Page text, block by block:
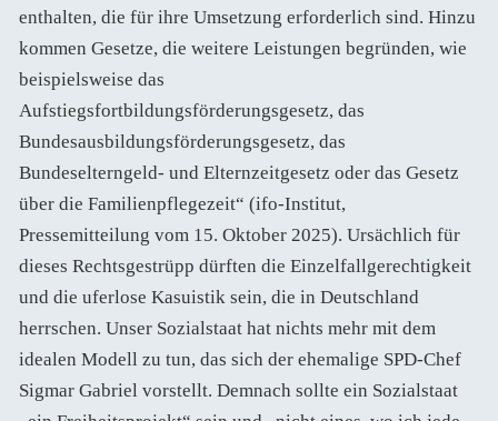
enthalten, die für ihre Umsetzung erforderlich sind. Hinzu
kommen Gesetze, die weitere Leistungen begründen, wie
beispielsweise das
Aufstiegsfortbildungsförderungsgesetz, das
Bundesausbildungsförderungsgesetz, das
Bundeselterngeld- und Elternzeitgesetz oder das Gesetz
über die Familienpflegezeit“ (ifo-Institut,
Pressemitteilung vom 15. Oktober 2025). Ursächlich für
dieses Rechtsgestrüpp dürften die Einzelfallgerechtigkeit
und die uferlose Kasuistik sein, die in Deutschland
herrschen. Unser Sozialstaat hat nichts mehr mit dem
idealen Modell zu tun, das sich der ehemalige SPD-Chef
Sigmar Gabriel vorstellt. Demnach sollte ein Sozialstaat